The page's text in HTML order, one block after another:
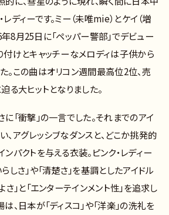
ディーです。ミー（未唯mie）とケイ（増
8月25日に「ペッパー警部」でデビュー
付けとキャッチーなメロディは子供から
。この曲はオリコン週間最高位2位、売
る大ヒットとなりました。
「衝撃」の一言でした。それまでのアイ
、アグレッシブなダンスと、どこか挑発的
パクトを与える衣装。ピンク・レディー
しさ」や「清楚さ」を基調としたアイドル
さ」と「エンターテインメント性」を追求し
、日本が「ディスコ」や「洋楽」の洗礼を